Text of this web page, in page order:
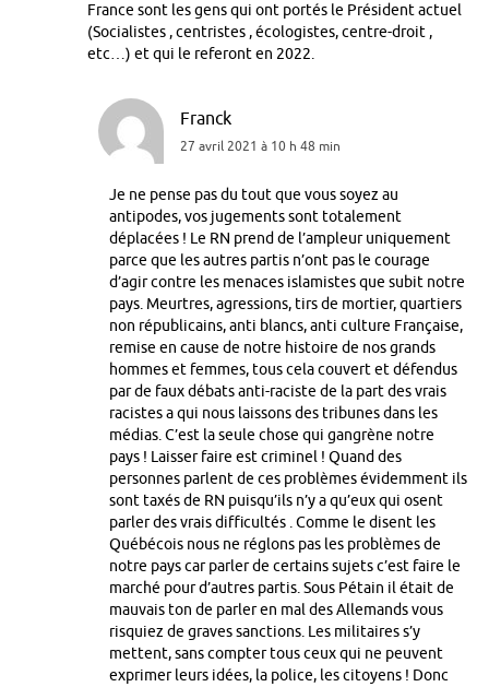
France sont les gens qui ont portés le Président actuel
(Socialistes , centristes , écologistes, centre-droit ,
etc…) et qui le referont en 2022.
Franck
27 avril 2021 à 10 h 48 min
Je ne pense pas du tout que vous soyez au
antipodes, vos jugements sont totalement
déplacées ! Le RN prend de l’ampleur uniquement
parce que les autres partis n’ont pas le courage
d’agir contre les menaces islamistes que subit notre
pays. Meurtres, agressions, tirs de mortier, quartiers
non républicains, anti blancs, anti culture Française,
remise en cause de notre histoire de nos grands
hommes et femmes, tous cela couvert et défendus
par de faux débats anti-raciste de la part des vrais
racistes a qui nous laissons des tribunes dans les
médias. C’est la seule chose qui gangrène notre
pays ! Laisser faire est criminel ! Quand des
personnes parlent de ces problèmes évidemment ils
sont taxés de RN puisqu’ils n’y a qu’eux qui osent
parler des vrais difficultés . Comme le disent les
Québécois nous ne réglons pas les problèmes de
notre pays car parler de certains sujets c’est faire le
marché pour d’autres partis. Sous Pétain il était de
mauvais ton de parler en mal des Allemands vous
risquiez de graves sanctions. Les militaires s’y
mettent, sans compter tous ceux qui ne peuvent
exprimer leurs idées, la police, les citoyens ! Donc